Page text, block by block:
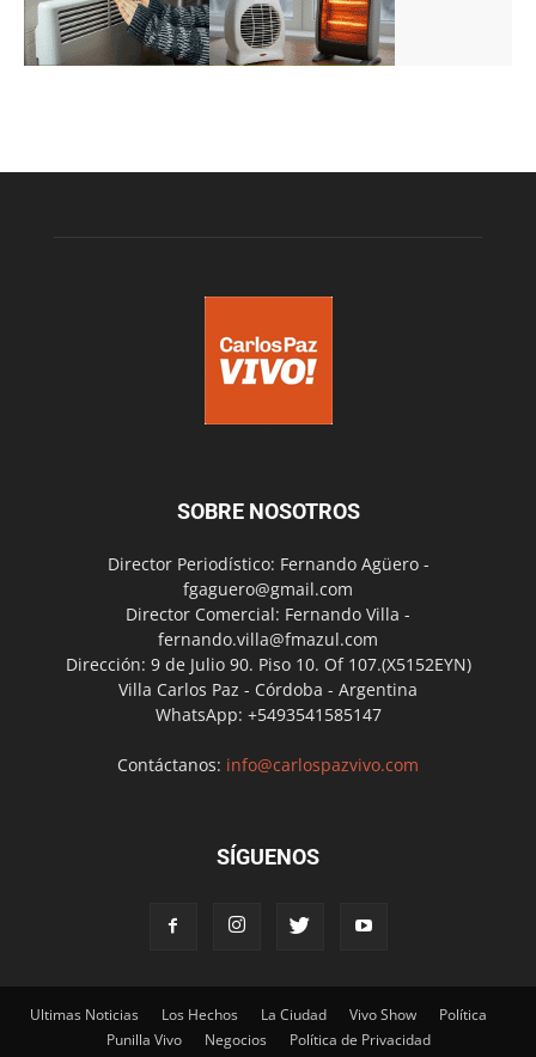
SOBRE NOSOTROS
Director Periodístico: Fernando Agüero -
fgaguero@gmail.com
Director Comercial: Fernando Villa -
fernando.villa@fmazul.com
Dirección: 9 de Julio 90. Piso 10. Of 107.(X5152EYN)
Villa Carlos Paz - Córdoba - Argentina
WhatsApp: +5493541585147
Contáctanos: info@carlospazvivo.com
SÍGUENOS
Ultimas Noticias Los Hechos La Ciudad Vivo Show
Política
Punilla Vivo
Negocios Política de Privacidad